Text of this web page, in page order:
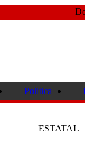
Politica
ESTATAL